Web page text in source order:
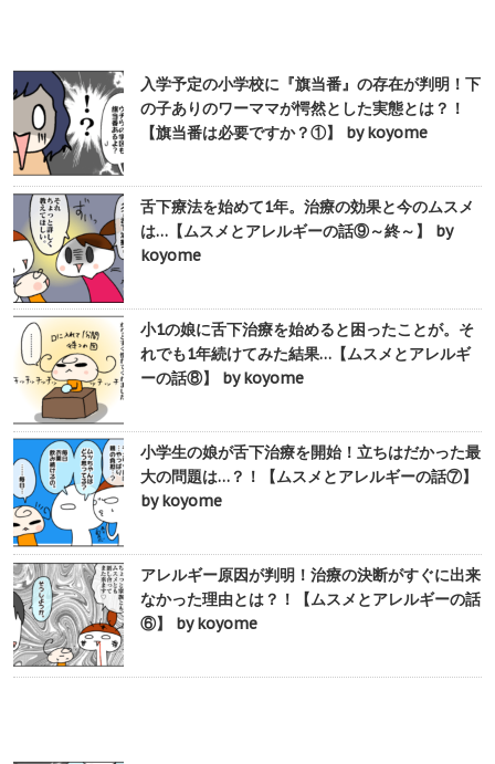
入学予定の小学校に『旗当番』の存在が判明！下
の子ありのワーママが愕然とした実態とは？！
【旗当番は必要ですか？①】 by koyome
舌下療法を始めて1年。治療の効果と今のムスメ
は…【ムスメとアレルギーの話⑨～終～】 by
koyome
小1の娘に舌下治療を始めると困ったことが。そ
れでも1年続けてみた結果…【ムスメとアレルギ
ーの話⑧】 by koyome
小学生の娘が舌下治療を開始！立ちはだかった最
大の問題は…？！【ムスメとアレルギーの話⑦】
by koyome
アレルギー原因が判明！治療の決断がすぐに出来
なかった理由とは？！【ムスメとアレルギーの話
⑥】 by koyome